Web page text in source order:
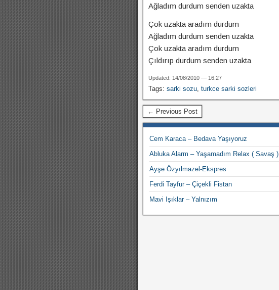
Ağladım durdum senden uzakta
Çok uzakta aradım durdum
Ağladım durdum senden uzakta
Çok uzakta aradım durdum
Çıldırıp durdum senden uzakta
Updated: 14/08/2010 — 16:27
Tags: sarki sozu, turkce sarki sozleri
← Previous Post
Cem Karaca – Bedava Yaşıyoruz
Abluka Alarm – Yaşamadım Relax ( Savaş )
Ayşe Özyılmazel-Ekspres
Ferdi Tayfur – Çiçekli Fistan
Mavi Işıklar – Yalnızım